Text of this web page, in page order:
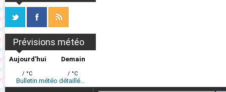
Prévisions météo
Aujourd'hui
/ °C
Demain
/ °C
Bulletin météo détaillé...